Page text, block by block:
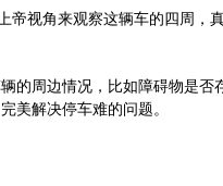
视角来观察这辆车的四周，
的周边情况，比如障碍物是否
美解决停车难的问题。